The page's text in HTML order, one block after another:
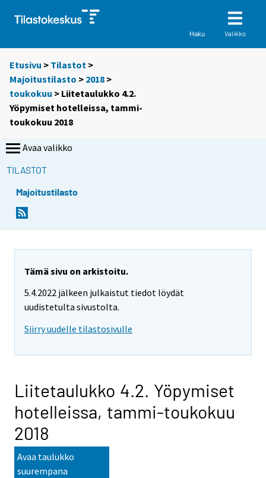
Haku Valikko
Etusivu > Tilastot >
Majoitustilasto > 2018 >
toukokuu > Liitetaulukko 4.2.
Yöpymiset hotelleissa, tammi-
toukokuu 2018
Avaa valikko
TILASTOT
Majoitustilasto
Tämä sivu on arkistoitu.
5.4.2022 jälkeen julkaistut tiedot löydät
uudistetulta sivustolta.
Siirry uudelle tilastosivulle
Liitetaulukko 4.2. Yöpymiset
hotelleissa, tammi-toukokuu
2018
Avaa taulukko
suurempana